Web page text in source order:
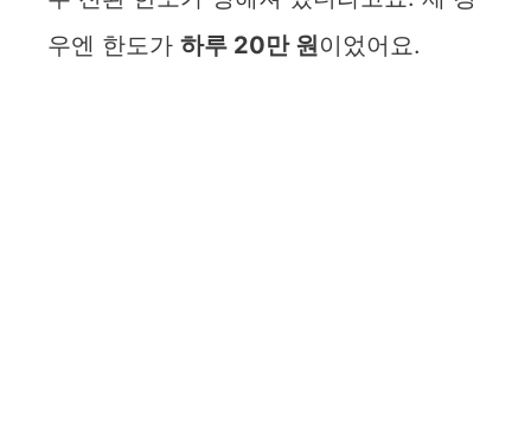
우엔 한도가 하루 20만 원이었어요.